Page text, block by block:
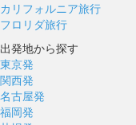
カリフォルニア旅行
フロリダ旅行
出発地から探す
東京発
関西発
名古屋発
福岡発